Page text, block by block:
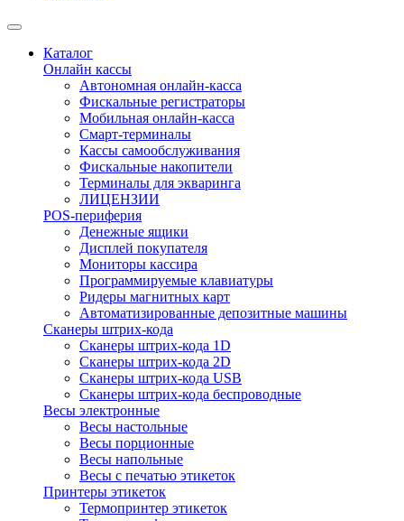
Каталог
Онлайн кассы
Автономная онлайн-касса
Фискальные регистраторы
Мобильная онлайн-касса
Смарт-терминалы
Кассы самообслуживания
Фискальные накопители
Терминалы для экваринга
ЛИЦЕНЗИИ
POS-периферия
Денежные ящики
Дисплей покупателя
Мониторы кассира
Программируемые клавиатуры
Ридеры магнитных карт
Автоматизированные депозитные машины
Сканеры штрих-кода
Сканеры штрих-кода 1D
Сканеры штрих-кода 2D
Сканеры штрих-кода USB
Сканеры штрих-кода беспроводные
Весы электронные
Весы настольные
Весы порционные
Весы напольные
Весы с печатью этикеток
Принтеры этикеток
Термопринтер этикеток